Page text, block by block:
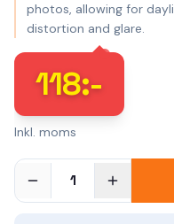
photos, allowing for
distortion and glare.
118:-
Inkl. moms
1